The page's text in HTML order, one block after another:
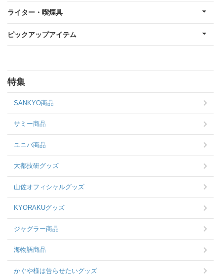
ライター・喫煙具
ピックアップアイテム
特集
SANKYO商品
サミー商品
ユニバ商品
大都技研グッズ
山佐オフィシャルグッズ
KYORAKUグッズ
ジャグラー商品
海物語商品
かぐや様は告らせたいグッズ